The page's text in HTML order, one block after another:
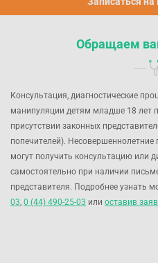
Обращаем
Консультация, диагностические
манипуляции детям младше 18 лет
присутствии законных
попечителей). Несовершеннолетние
могут получить консультацию или
самостоятельно при наличии
представителя. Подробнее узнать
03 0 (44) 490-25-03 или оставив